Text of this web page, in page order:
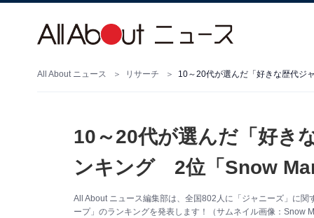
All About ニュース リサーチ 10～20代が選んだ「好きな歴代ジ
10～20代が選んだ「好き
ンキング 2位「Snow
All About ニュース編集部は、全国802人に「ジャニーズ」に
ープ」のランキングを発表します！（サムネイル画像：Snow